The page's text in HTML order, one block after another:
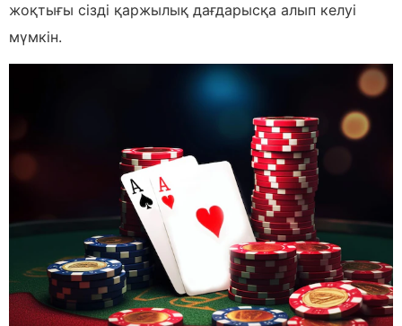
жоқтығы сізді қаржылық дағдарысқа алып келуі
мүмкін.